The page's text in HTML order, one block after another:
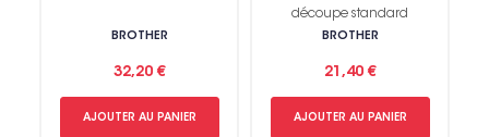
BROTHER
32,20 €
AJOUTER AU PANIER
découpe standard
BROTHER
21,40 €
AJOUTER AU PANIER